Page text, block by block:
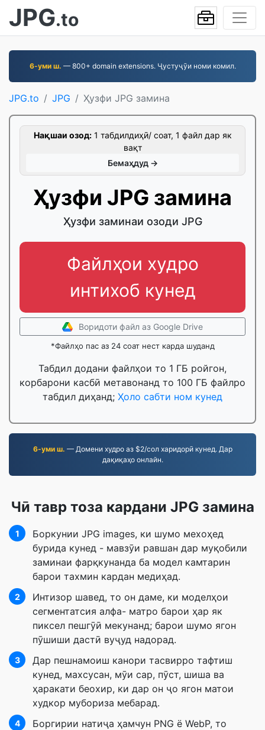
JPG.to
6-уми ш. — 800+ domain extensions. Ҷустуҷӯи номи комил.
JPG.to JPG Ҳузфи JPG замина
Нақшаи озод:1 табдилдиҳӣ/ соат, 1 файл дар як
вақт
Бемаҳдуд →
Ҳузфи JPG замина
Ҳузфи заминаи озоди JPG
Файлҳои худро
интихоб кунед
Воридоти файл аз Google Drive
*Файлҳо пас аз 24 соат нест карда шуданд
Табдил додани файлҳои то 1 ГБ ройгон,
корбарони касбӣ метавонанд то 100 ГБ файлро
табдил диҳанд; Ҳоло сабти ном кунед
6-уми ш. — Домени худро аз $2/сол харидорӣ кунед. Дар
дақиқаҳо онлайн.
Чӣ тавр тоза кардани JPG замина
1
Боркунии JPG images, ки шумо мехоҳед
бурида кунед - мавзӯи равшан дар муқобили
заминаи фарқкунанда ба модел камтарин
барои тахмин кардан медиҳад.
2
Интизор шавед, то он даме, ки моделҳои
сегментатсия алфа- матро барои ҳар як
пиксел пешгӯӣ мекунанд; барои шумо ягон
пӯшиши дастӣ вуҷуд надорад.
3
Дар пешнамоиш канори тасвирро тафтиш
кунед, махсусан, мӯи сар, пӯст, шиша ва
ҳаракати беохир, ки дар он ҷо ягон матои
худкор мубориза мебарад.
4
Боргирии натиҷа ҳамчун PNG ё WebP, то